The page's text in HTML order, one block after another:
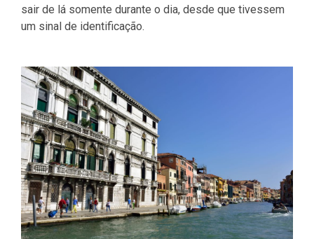
sair de lá somente durante o dia, desde que tivessem
um sinal de identificação.